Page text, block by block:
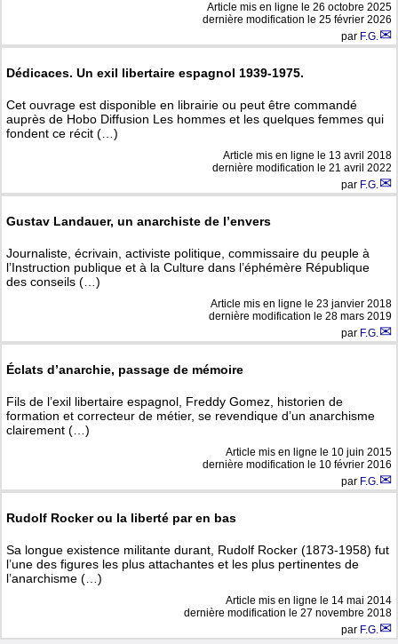
Article mis en ligne le 26 octobre 2025
dernière modification le 25 février 2026
par F.G.
Dédicaces. Un exil libertaire espagnol 1939-1975.
Cet ouvrage est disponible en librairie ou peut être commandé
auprès de Hobo Diffusion Les hommes et les quelques femmes qui
fondent ce récit (…)
Article mis en ligne le 13 avril 2018
dernière modification le 21 avril 2022
par F.G.
Gustav Landauer, un anarchiste de l’envers
Journaliste, écrivain, activiste politique, commissaire du peuple à
l’Instruction publique et à la Culture dans l’éphémère République
des conseils (…)
Article mis en ligne le 23 janvier 2018
dernière modification le 28 mars 2019
par F.G.
Éclats d’anarchie, passage de mémoire
Fils de l’exil libertaire espagnol, Freddy Gomez, historien de
formation et correcteur de métier, se revendique d’un anarchisme
clairement (…)
Article mis en ligne le 10 juin 2015
dernière modification le 10 février 2016
par F.G.
Rudolf Rocker ou la liberté par en bas
Sa longue existence militante durant, Rudolf Rocker (1873-1958) fut
l’une des figures les plus attachantes et les plus pertinentes de
l’anarchisme (…)
Article mis en ligne le 14 mai 2014
dernière modification le 27 novembre 2018
par F.G.